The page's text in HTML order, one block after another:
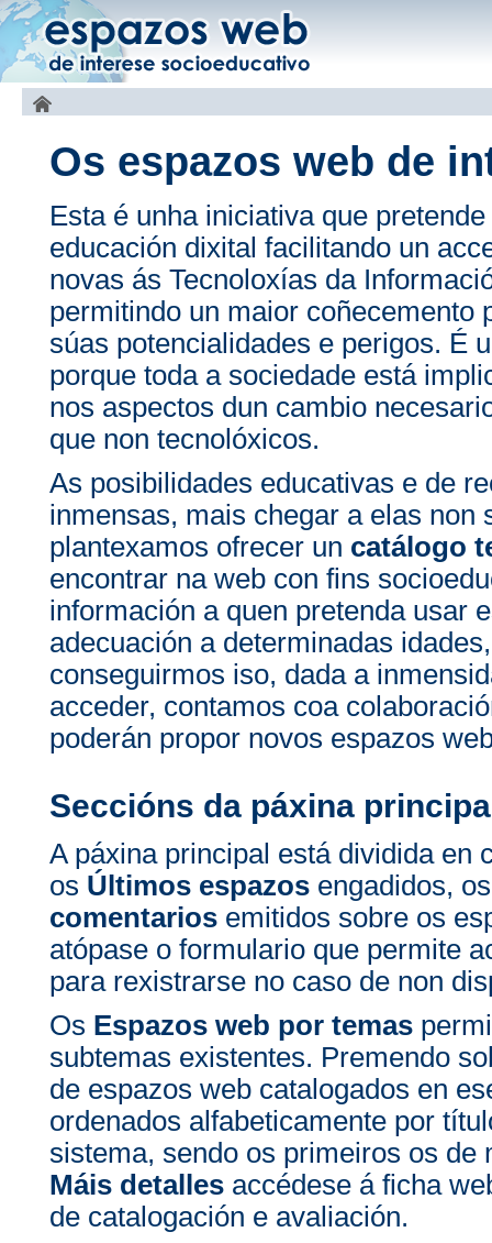
Os espazos web de
Esta é unha iniciativa que
educación dixital facilitando un
novas ás Tecnoloxías da
permitindo un maior coñecemento
súas potencialidades e perigos. É
porque toda a sociedade está
nos aspectos dun cambio
que non tecnolóxicos.
As posibilidades educativas e de
inmensas, mais chegar a elas non
plantexamos ofrecer un catálogo
encontrar na web con fins
información a quen pretenda usar
adecuación a determinadas
conseguirmos iso, dada a
acceder, contamos coa
poderán propor novos espazos
Seccións da páxina
A páxina principal está dividida en
os Últimos espazos engadidos,
comentarios emitidos sobre os
atópase o formulario que permite
para rexistrarse no caso de non
Os Espazos web por temas
subtemas existentes. Premendo
de espazos web catalogados en
ordenados alfabeticamente por
sistema, sendo os primeiros os de
Máis detalles accédese á ficha
de catalogación e avaliación.